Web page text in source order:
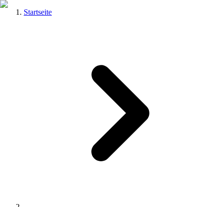
Startseite